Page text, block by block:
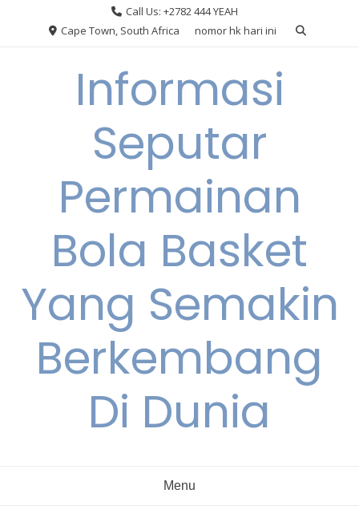
Call Us: +2782 444 YEAH
Cape Town, South Africa
nomor hk hari ini
Informasi
Seputar
Permainan
Bola Basket
Yang Semakin
Berkembang
Di Dunia
Menu